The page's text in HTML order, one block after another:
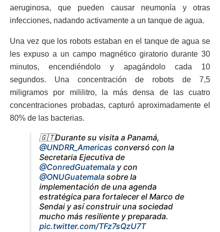
aeruginosa, que pueden causar neumonía y otras
infecciones, nadando activamente a un tanque de agua.
Una vez que los robots estaban en el tanque de agua se
les expuso a un campo magnético giratorio durante 30
minutos, encendiéndolo y apagándolo cada 10
segundos. Una concentración de robots de 7,5
miligramos por mililitro, la más densa de las cuatro
concentraciones probadas, capturó aproximadamente el
80% de las bacterias.
🇬🇹Durante su visita a Panamá,
@UNDRR_Americas conversó con la
Secretaria Ejecutiva de
@ConredGuatemala y con
@ONUGuatemala sobre la
implementación de una agenda
estratégica para fortalecer el Marco de
Sendai y así construir una sociedad
mucho más resiliente y preparada.
pic.twitter.com/TFz7sQzU7T